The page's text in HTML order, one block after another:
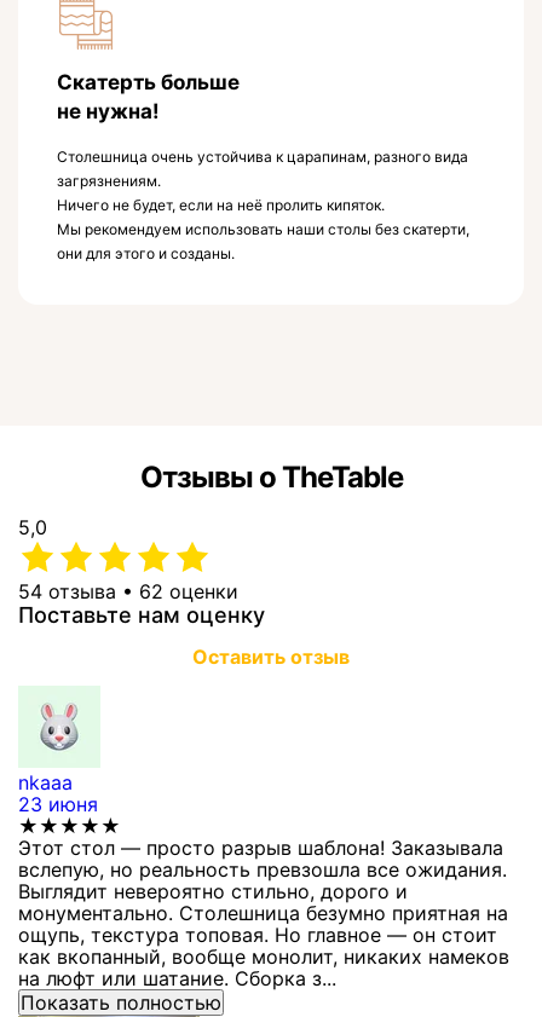
Скатерть больше
не нужна!
Столешница очень устойчива к царапинам, разного вида
загрязнениям.
Ничего не будет, если на неё пролить кипяток.
Мы рекомендуем использовать наши столы без скатерти,
они для этого и созданы.
Отзывы о TheTable
5,0
54 отзыва • 62 оценки
Поставьте нам оценку
Оставить отзыв
nkaaa
23 июня
★★★★★
Этот стол — просто разрыв шаблона! Заказывала
вслепую, но реальность превзошла все ожидания.
Выглядит невероятно стильно, дорого и
монументально. Столешница безумно приятная на
ощупь, текстура топовая. Но главное — он стоит
как вкопанный, вообще монолит, никаких намеков
на люфт или шатание. Сборка з...
Показать полностью